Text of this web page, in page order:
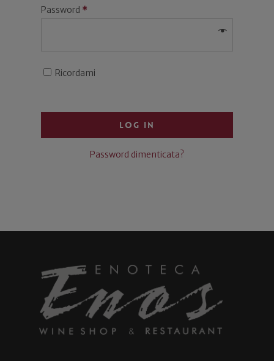
Password *
Ricordami
Log In
Password dimenticata?